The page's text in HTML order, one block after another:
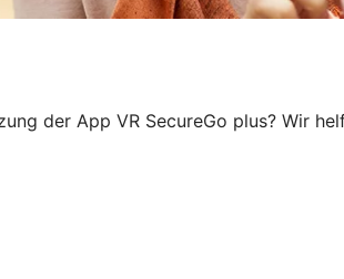
der App VR SecureGo plus? Wir